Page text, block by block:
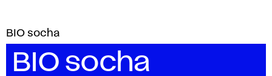
BIO socha
BIO socha